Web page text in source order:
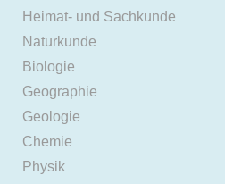
Heimat- und Sachkunde
Naturkunde
Biologie
Geographie
Geologie
Chemie
Physik